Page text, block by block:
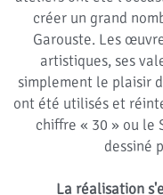
créer un grand
Garouste. Les
artistiques, ses
simplement le plaisir
ont été utilisés et
chiffre « 30 » ou le
dessiné
La réalisation